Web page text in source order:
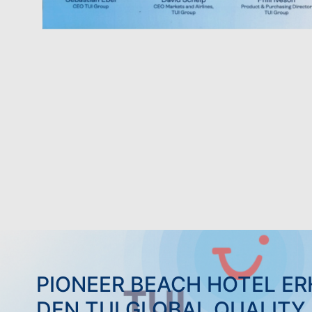
PIONEER BEACH HOTEL